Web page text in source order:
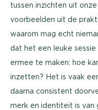
tussen inzichten uit
voorbeelden uit de
waarom mag echt
dat het een leuke
ermee te maken: hoe
inzetten? Het is vaak
daarna consistent
merk en identiteit is van